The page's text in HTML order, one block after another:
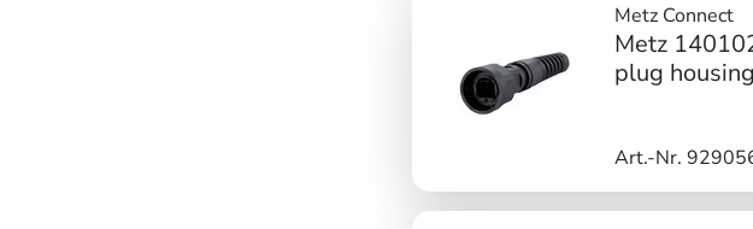
Metz Connect
Metz
plug
Art.-Nr.